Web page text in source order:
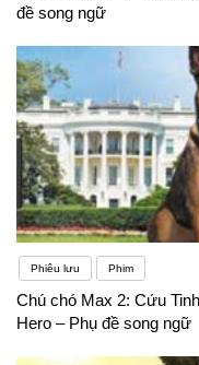
đề song ngữ
Phiêu lưu Phim
Chú chó Max 2: Cứu
Hero – Phụ đề song ngữ